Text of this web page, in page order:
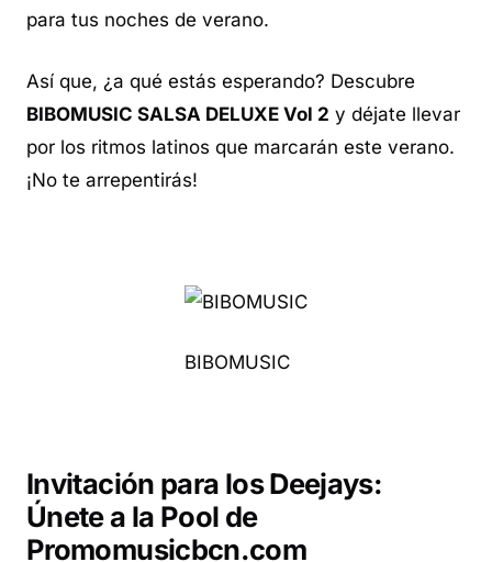
para tus noches de verano.
Así que, ¿a qué estás esperando? Descubre
BIBOMUSIC SALSA DELUXE Vol 2 y déjate llevar
por los ritmos latinos que marcarán este verano.
¡No te arrepentirás!
BIBOMUSIC
Invitación para los Deejays:
Únete a la Pool de
Promomusicbcn.com